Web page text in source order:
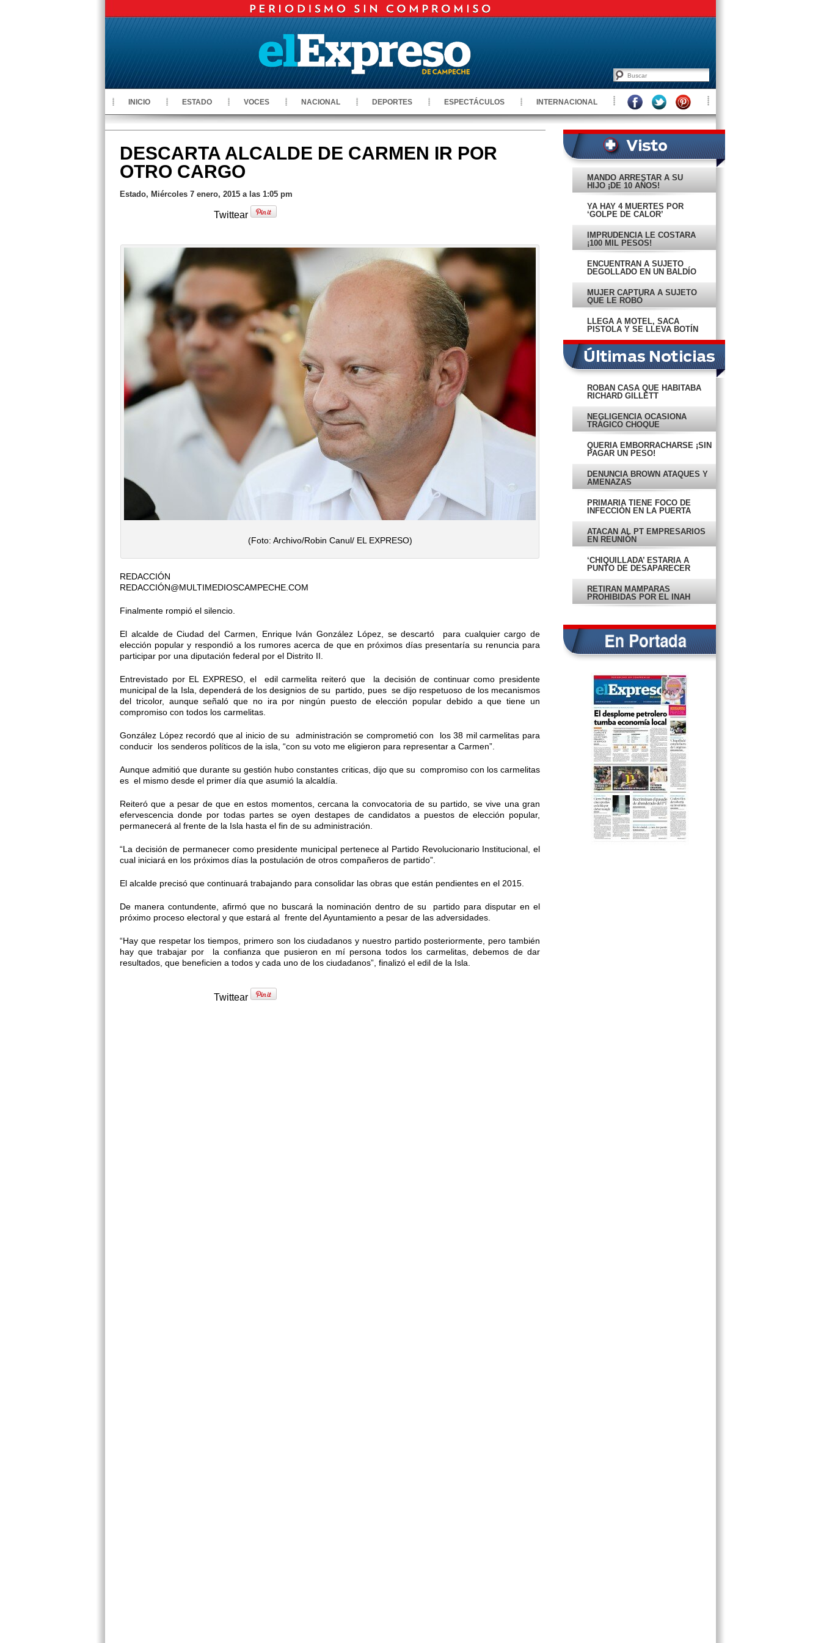
INICIO ESTADO VOCES NACIONAL DEPORTES ESPECTÁCULOS INTERNACIONAL
DESCARTA ALCALDE DE CARMEN IR POR
OTRO CARGO
Estado, Miércoles 7 enero, 2015 a las 1:05 pm
Twittear
(Foto: Archivo/Robin Canul/ EL EXPRESO)
REDACCIÓN
REDACCIÓN@MULTIMEDIOSCAMPECHE.COM
Finalmente rompió el silencio.
El alcalde de Ciudad del Carmen, Enrique Iván González López, se descartó para cualquier cargo de
elección popular y respondió a los rumores acerca de que en próximos días presentaría su renuncia para
participar por una diputación federal por el Distrito II.
Entrevistado por EL EXPRESO, el edil carmelita reiteró que la decisión de continuar como presidente
municipal de la Isla, dependerá de los designios de su partido, pues se dijo respetuoso de los mecanismos
del tricolor, aunque señaló que no ira por ningún puesto de elección popular debido a que tiene un
compromiso con todos los carmelitas.
González López recordó que al inicio de su administración se comprometió con los 38 mil carmelitas para
conducir los senderos políticos de la isla, “con su voto me eligieron para representar a Carmen”.
Aunque admitió que durante su gestión hubo constantes criticas, dijo que su compromiso con los carmelitas
es el mismo desde el primer día que asumió la alcaldía.
Reiteró que a pesar de que en estos momentos, cercana la convocatoria de su partido, se vive una gran
efervescencia donde por todas partes se oyen destapes de candidatos a puestos de elección popular,
permanecerá al frente de la Isla hasta el fin de su administración.
“La decisión de permanecer como presidente municipal pertenece al Partido Revolucionario Institucional, el
cual iniciará en los próximos días la postulación de otros compañeros de partido”.
El alcalde precisó que continuará trabajando para consolidar las obras que están pendientes en el 2015.
De manera contundente, afirmó que no buscará la nominación dentro de su partido para disputar en el
próximo proceso electoral y que estará al frente del Ayuntamiento a pesar de las adversidades.
“Hay que respetar los tiempos, primero son los ciudadanos y nuestro partido posteriormente, pero también
hay que trabajar por la confianza que pusieron en mí persona todos los carmelitas, debemos de dar
resultados, que beneficien a todos y cada uno de los ciudadanos”, finalizó el edil de la Isla.
Twittear
MANDÓ ARRESTAR A SU
HIJO ¡DE 10 AÑOS!
YA HAY 4 MUERTES POR
‘GOLPE DE CALOR’
IMPRUDENCIA LE COSTARÁ
¡100 MIL PESOS!
ENCUENTRAN A SUJETO
DEGOLLADO EN UN BALDÍO
MUJER CAPTURA A SUJETO
QUE LE ROBÓ
LLEGA A MOTEL, SACA
PISTOLA Y SE LLEVA BOTÍN
ROBAN CASA QUE HABITABA
RICHARD GILLETT
NEGLIGENCIA OCASIONA
TRÁGICO CHOQUE
QUERÍA EMBORRACHARSE ¡SIN
PAGAR UN PESO!
DENUNCIA BROWN ATAQUES Y
AMENAZAS
PRIMARIA TIENE FOCO DE
INFECCIÓN EN LA PUERTA
ATACAN AL PT EMPRESARIOS
EN REUNIÓN
‘CHIQUILLADA’ ESTARÍA A
PUNTO DE DESAPARECER
RETIRAN MAMPARAS
PROHIBIDAS POR EL INAH
ECONOMÍA LOCAL
EN PORTADA
LUCHAS CIERRA CON 21
MEDALLAS
¿QUÉ TENEMOS QUE HACER
CON TANTA BASURA?
MEGADRENAJE, CAMAPAÑAS Y
RENUNCIAS
PIRATAS LE GANAN EL PRIMERO
A LEONES
MUSEO RODANTE TERMINA SU
RECORRIDO
EXPRESIDENTE DEL PAN SE
UNE A PROYECTO DE AMC